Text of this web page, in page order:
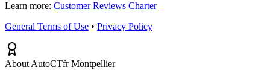
Learn more: Customer Reviews Charter
General Terms of Use • Privacy Policy
About AutoCTfr Montpellier